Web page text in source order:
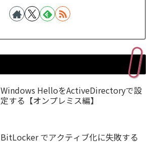
Windows HelloをActiveDirectoryで設
定する【オンプレミス編】
BitLocker でアクティブ化に失敗する